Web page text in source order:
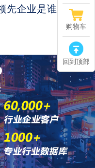
购物车
回到顶部
先企业是谁？企业